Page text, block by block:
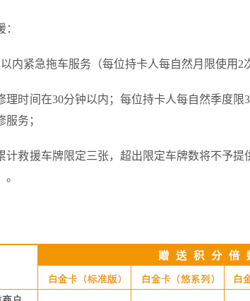
内紧急拖车服务（每位持卡人每自然月限使用2
理时间在30分钟以内；每位持卡人每自然季度
务；
计救援车牌限定三张，超出限定车牌数将不予提